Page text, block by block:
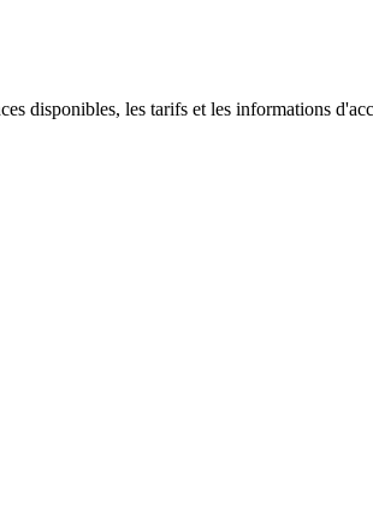
disponibles, les tarifs et les informations